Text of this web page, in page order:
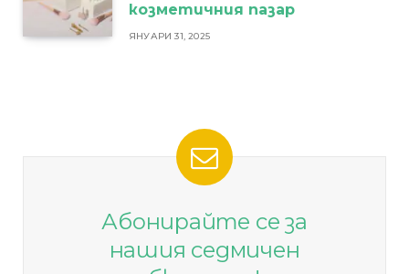
козметичния пазар
ЯНУАРИ 31, 2025
Абонирайте се за
нашия седмичен